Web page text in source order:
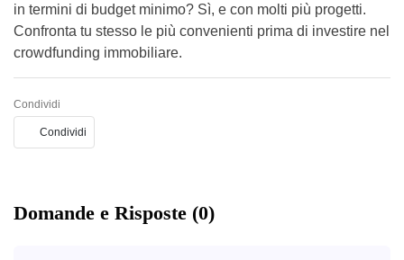
in termini di budget minimo? Sì, e con molti più progetti.
Confronta tu stesso le più convenienti prima di investire nel
crowdfunding immobiliare.
Condividi
Condividi
Domande e Risposte (0)